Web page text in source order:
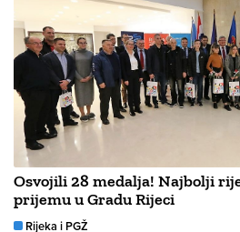
Osvojili 28 medalja! Najbolji
prijemu u Gradu Rijeci
Rijeka i PGŽ